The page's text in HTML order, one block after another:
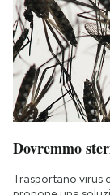
Dovremmo
Trasportano virus